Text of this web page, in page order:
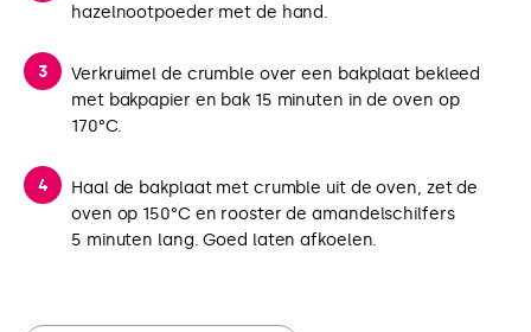
hazelnootpoeder met de hand.
Verkruimel de crumble over een bakplaat bekleed
met bakpapier en bak 15 minuten in de oven op
170°C.
Haal de bakplaat met crumble uit de oven, zet de
oven op 150°C en rooster de amandelschilfers
5 minuten lang. Goed laten afkoelen.